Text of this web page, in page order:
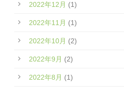
2022年12月 (1)
2022年11月 (1)
2022年10月 (2)
2022年9月 (2)
2022年8月 (1)